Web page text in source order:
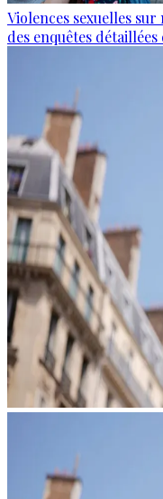
Violences sexuelles
des enquêtes